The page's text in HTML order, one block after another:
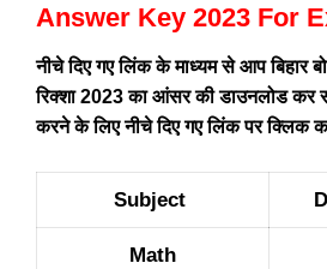
Answer Key 2023 For
नीचे दिए गए लिंक के माध्यम से आप बिहार
रिक्शा 2023 का आंसर की डाउनलोड
करने के लिए नीचे दिए गए लिंक पर क्लिक
Subject
Math